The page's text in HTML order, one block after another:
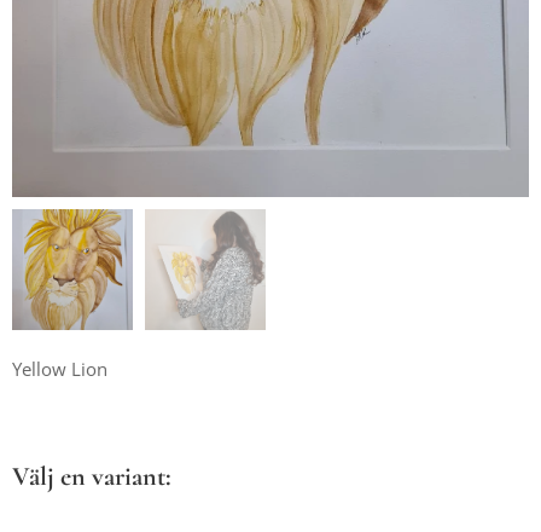
Yellow Lion
Välj en variant: